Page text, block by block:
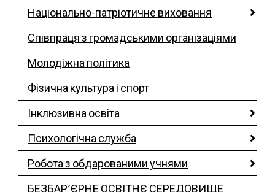
Національно-патріотичне виховання
Співпраця з громадськими організаціями
Молодіжна політика
Фізична культура і спорт
Інклюзивна освіта
Психологічна служба
Робота з обдарованими учнями
БЕЗБАР’ЄРНЕ ОСВІТНЄ СЕРЕДОВИЩЕ